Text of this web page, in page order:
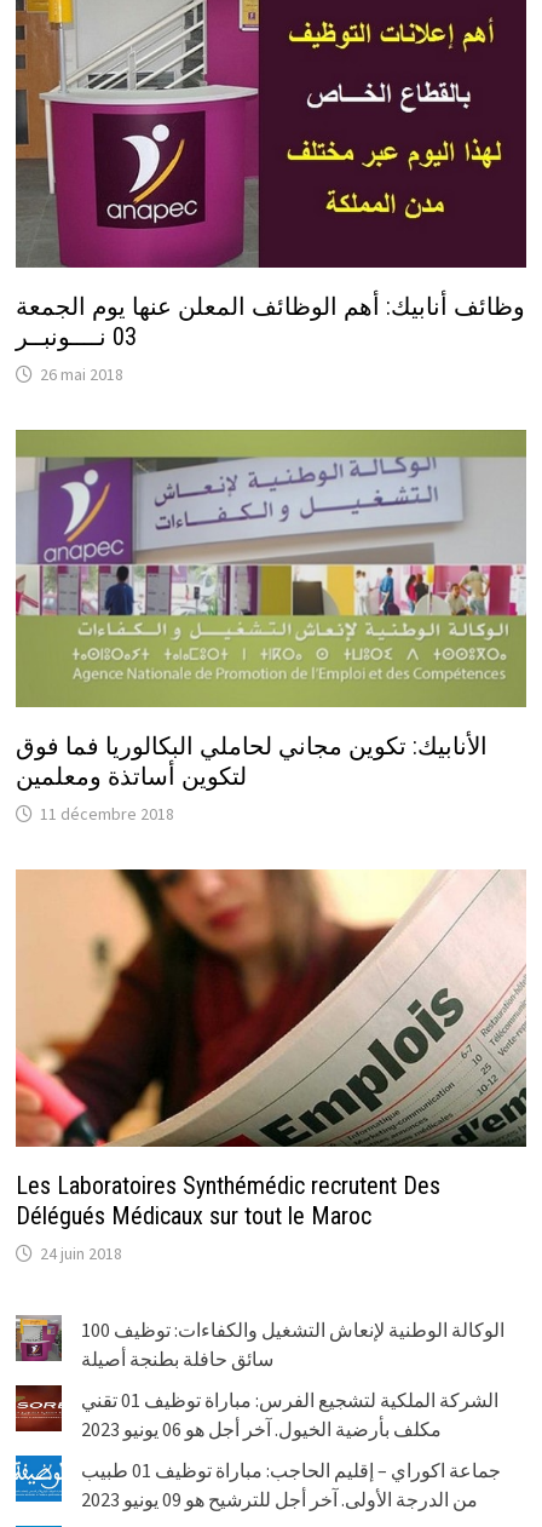
وظائف أنابيك: أهم الوظائف المعلن عنها يوم الجمعة
03 نــــونبــر
26 mai 2018
الأنابيك: تكوين مجاني لحاملي البكالوريا فما فوق
لتكوين أساتذة ومعلمين
11 décembre 2018
Les Laboratoires Synthémédic recrutent Des
Délégués Médicaux sur tout le Maroc
24 juin 2018
الوكالة الوطنية لإنعاش التشغيل والكفاءات: توظيف 100
سائق حافلة بطنجة أصيلة
الشركة الملكية لتشجيع الفرس: مباراة توظيف 01 تقني
مكلف بأرضية الخيول. آخر أجل هو 06 يونيو 2023
جماعة اكوراي – إقليم الحاجب: مباراة توظيف 01 طبيب
من الدرجة الأولى. آخر أجل للترشيح هو 09 يونيو 2023